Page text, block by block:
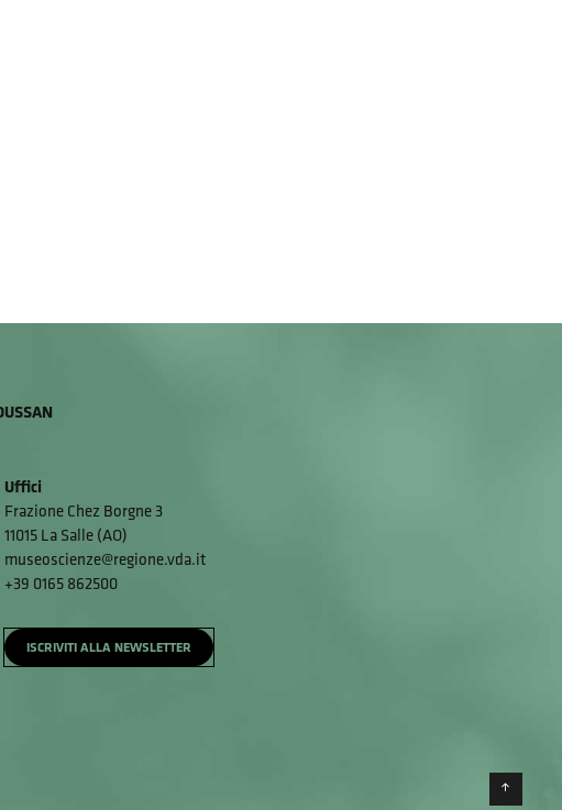
Uffici
Frazione Chez Borgne 3
11015 La Salle (AO)
museoscienze@regione.vda.it
+39 0165 862500
ISCRIVITI ALLA NEWSLETTER